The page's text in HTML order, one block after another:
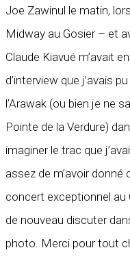
Joe Zawinul le matin,
Midway au Gosier – et
Claude Kiavué m’avait
d’interview que j’avais
l’Arawak (ou bien je ne
Pointe de la Verdure)
imaginer le trac que
assez de m’avoir donné
concert exceptionnel au
de nouveau discuter
photo. Merci pour tout